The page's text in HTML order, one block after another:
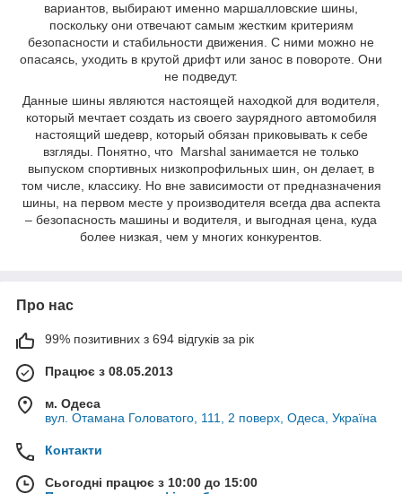
вариантов, выбирают именно маршалловские шины,
поскольку они отвечают самым жестким критериям
безопасности и стабильности движения. С ними можно не
опасаясь, уходить в крутой дрифт или занос в повороте. Они
не подведут.
Данные шины являются настоящей находкой для водителя,
который мечтает создать из своего заурядного автомобиля
настоящий шедевр, который обязан приковывать к себе
взгляды. Понятно, что Marshal занимается не только
выпуском спортивных низкопрофильных шин, он делает, в
том числе, классику. Но вне зависимости от предназначения
шины, на первом месте у производителя всегда два аспекта
– безопасность машины и водителя, и выгодная цена, куда
более низкая, чем у многих конкурентов.
Про нас
99% позитивних з 694 відгуків за рік
Працює з 08.05.2013
м. Одеса
вул. Отамана Головатого, 111, 2 поверх, Одеса, Україна
Контакти
Сьогодні працює з 10:00 до 15:00